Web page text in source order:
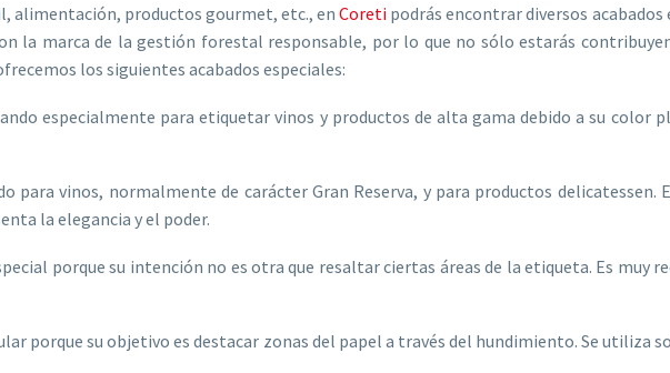
alimentación, productos gourmet, etc., enCoreti podrás encontrar diversos acabados
la marca de la gestión forestal responsable, por lo que no sólo estarás
los siguientes acabados especiales:
especialmente para etiquetar vinos y productos de alta gama debido a su color
para vinos, normalmente de carácter Gran Reserva, y para productos delicatessen.
la elegancia y el poder.
porque su intención no es otra que resaltar ciertas áreas de la etiqueta. Es muy
porque su objetivo es destacar zonas del papel a través del hundimiento. Se utiliza